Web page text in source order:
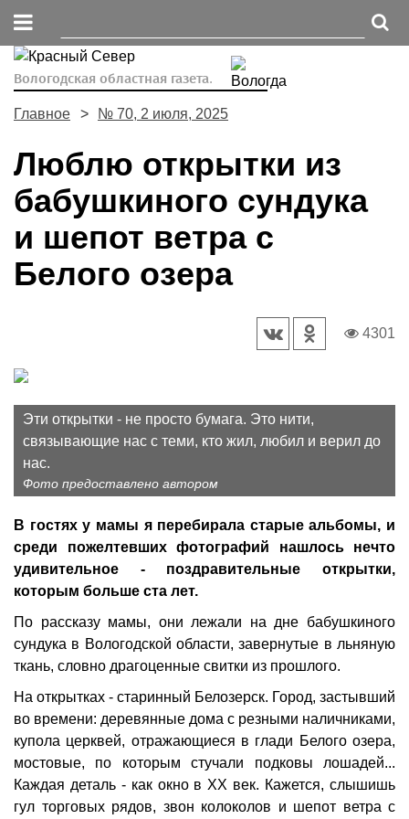
Вологодская областная газета.
Главное № 70, 2 июля, 2025
Люблю открытки из
бабушкиного сундука
и шепот ветра с
Белого озера
4301
Эти открытки - не просто бумага. Это нити,
связывающие нас с теми, кто жил, любил и верил до
нас.
Фото предоставлено автором
В гостях у мамы я перебирала старые альбомы, и
среди пожелтевших фотографий нашлось нечто
удивительное - поздравительные открытки,
которым больше ста лет.
По рассказу мамы, они лежали на дне бабушкиного
сундука в Вологодской области, завернутые в льняную
ткань, словно драгоценные свитки из прошлого.
На открытках - старинный Белозерск. Город, застывший
во времени: деревянные дома с резными наличниками,
купола церквей, отражающиеся в глади Белого озера,
мостовые, по которым стучали подковы лошадей...
Каждая деталь - как окно в XX век. Кажется, слышишь
гул торговых рядов, звон колоколов и шепот ветра с